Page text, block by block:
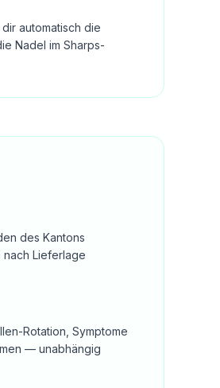
automatisch die
Nadel im Sharps-
des Kantons
nach Lieferlage
Rotation, Symptome
— unabhängig